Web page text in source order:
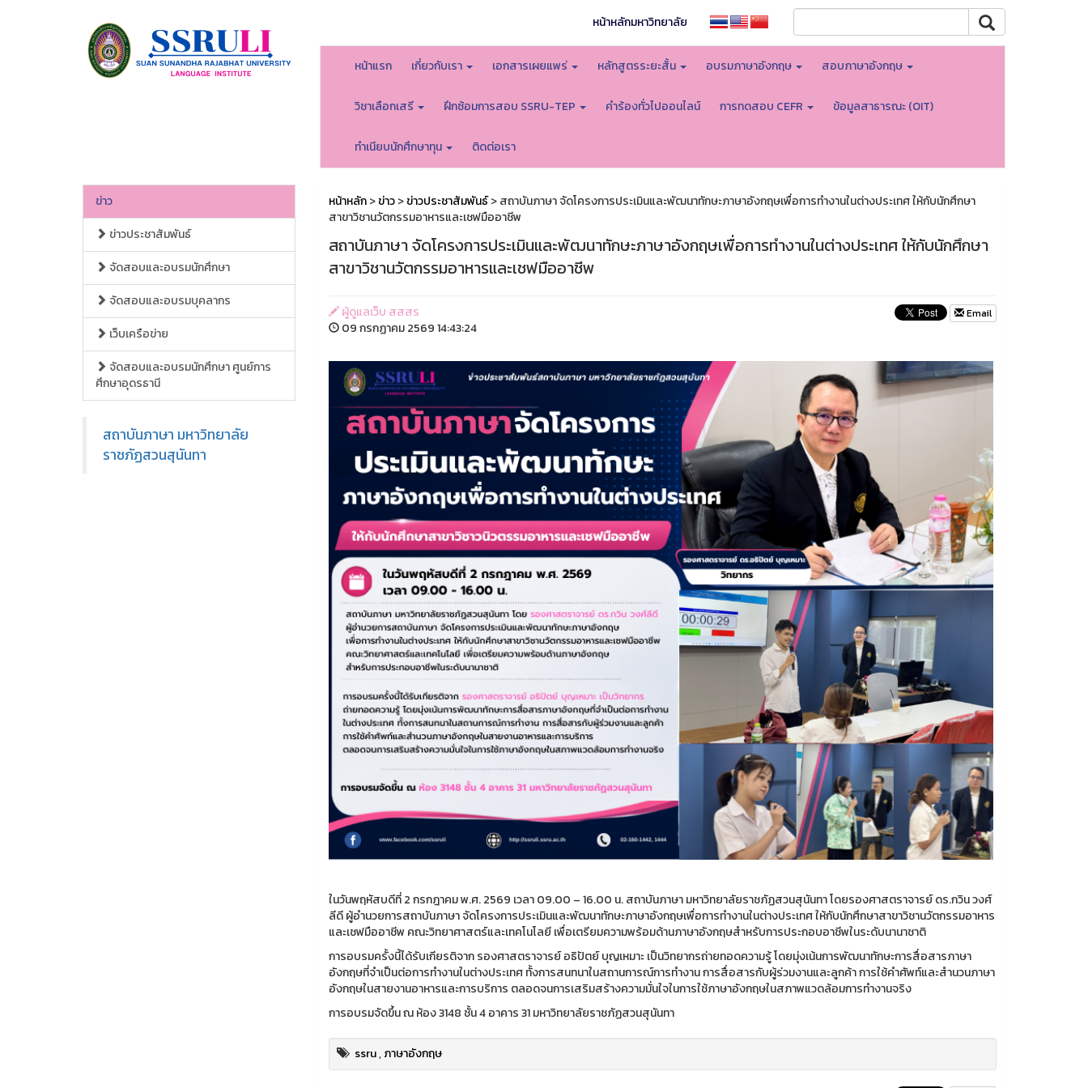
หน้าหลักมหาวิทยาลัย
หน้าแรก เกี่ยวกับเรา เอกสารเผยแพร่ หลักสูตรระยะสั้น อบรมภาษาอังกฤษ สอบภาษาอังกฤษ
วิชาเลือกเสรี ฝึกซ้อมการสอบ SSRU-TEP คำร้องทั่วไปออนไลน์ การทดสอบ CEFR ข้อมูลสาธารณะ (OIT)
ทำเนียบนักศึกษาทุน ติดต่อเรา
ข่าว
ข่าวประชาสัมพันธ์
จัดสอบและอบรมนักศึกษา
จัดสอบและอบรมบุคลากร
เว็บเครือข่าย
จัดสอบและอบรมนักศึกษา ศูนย์การ
ศึกษาอุดรธานี
สถาบันภาษา มหาวิทยาลัย
ราชภัฏสวนสุนันทา
หน้าหลัก>ข่าว>ข่าวประชาสัมพันธ์> สถาบันภาษา จัดโครงการประเมินและพัฒนาทักษะภาษาอังกฤษเพื่อการทำงานในต่างประเทศ ให้กับนักศึกษา
สาขาวิชานวัตกรรมอาหารและเชฟมืออาชีพ
สถาบันภาษา จัดโครงการประเมินและพัฒนาทักษะภาษาอังกฤษเพื่อการทำงานในต่างประเทศ ให้กับนักศึกษา
สาขาวิชานวัตกรรมอาหารและเชฟมืออาชีพ
ผู้ดูแลเว็บ สสสร
09 กรกฏาคม 2569 14:43:24
Email
ในวันพฤหัสบดีที่ 2 กรกฎาคม พ.ศ. 2569 เวลา 09.00 – 16.00 น. สถาบันภาษา มหาวิทยาลัยราชภัฏสวนสุนันทา โดยรองศาสตราจารย์ ดร.กวิน วงศ์
ลีดี ผู้อำนวยการสถาบันภาษา จัดโครงการประเมินและพัฒนาทักษะภาษาอังกฤษเพื่อการทำงานในต่างประเทศ ให้กับนักศึกษาสาขาวิชานวัตกรรมอาหาร
และเชฟมืออาชีพ คณะวิทยาศาสตร์และเทคโนโลยี เพื่อเตรียมความพร้อมด้านภาษาอังกฤษสำหรับการประกอบอาชีพในระดับนานาชาติ
การอบรมครั้งนี้ได้รับเกียรติจาก รองศาสตราจารย์ อธิปัตย์ บุญเหมาะ เป็นวิทยากรถ่ายทอดความรู้ โดยมุ่งเน้นการพัฒนาทักษะการสื่อสารภาษา
อังกฤษที่จำเป็นต่อการทำงานในต่างประเทศ ทั้งการสนทนาในสถานการณ์การทำงาน การสื่อสารกับผู้ร่วมงานและลูกค้า การใช้คำศัพท์และสำนวนภาษา
อังกฤษในสายงานอาหารและการบริการ ตลอดจนการเสริมสร้างความมั่นใจในการใช้ภาษาอังกฤษในสภาพแวดล้อมการทำงานจริง
การอบรมจัดขึ้น ณ ห้อง 3148 ชั้น 4 อาคาร 31 มหาวิทยาลัยราชภัฏสวนสุนันทา
ssru,ภาษาอังกฤษ